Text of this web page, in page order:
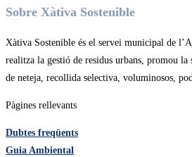
Sobre Xàtiva Sostenible
Xàtiva Sostenible és el servei municipal de
realitza la gestió de residus urbans, promou
de neteja, recollida selectiva, voluminosos,
Pàgines rellevants​
Dubtes freqüents
Guia Ambiental